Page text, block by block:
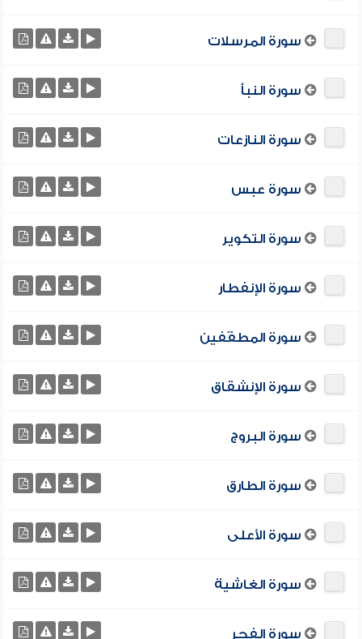
سورة المرسلات
سورة النبأ
سورة النازعات
سورة عبس
سورة التكوير
سورة الإنفطار
سورة المطفّفين
سورة الإنشقاق
سورة البروج
سورة الطارق
سورة الأعلى
سورة الغاشية
سورة الفجر